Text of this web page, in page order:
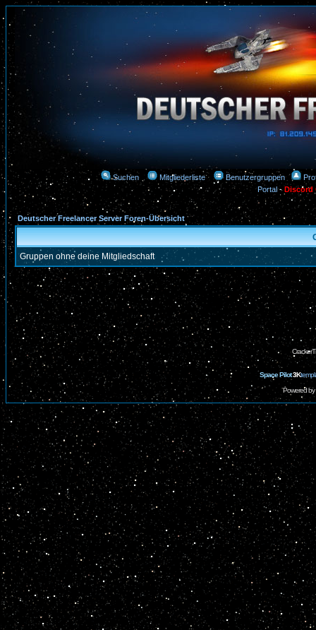
Suchen Mitgliederliste Benutzergruppen
Portal-Discord
Deutscher Freelancer Server Foren-Übersicht
Gruppen ohne deine Mitgliedschaft
Space Pilot3K
Powered by